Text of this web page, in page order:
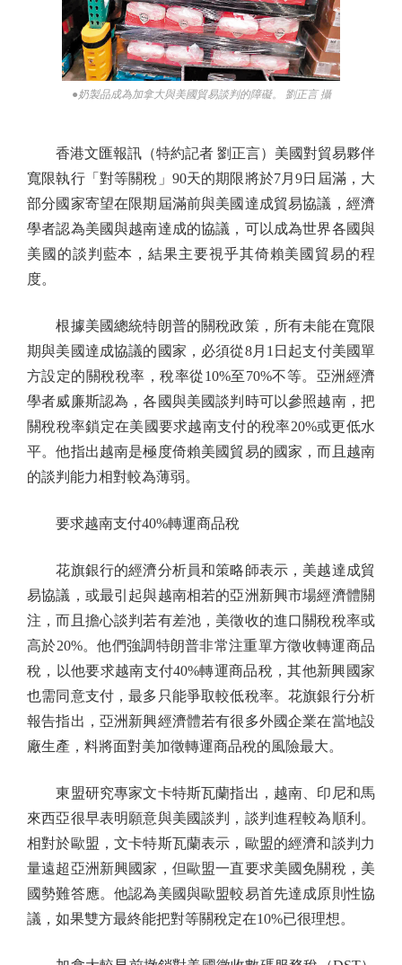
●奶製品成為加拿大與美國貿易談判的障礙。 劉正言 攝
香港文匯報訊（特約記者 劉正言）美國對貿易夥伴
寬限執行「對等關稅」90天的期限將於7月9日屆滿，大
部分國家寄望在限期屆滿前與美國達成貿易協議，經濟
學者認為美國與越南達成的協議，可以成為世界各國與
美國的談判藍本，結果主要視乎其倚賴美國貿易的程
度。
根據美國總統特朗普的關稅政策，所有未能在寬限
期與美國達成協議的國家，必須從8月1日起支付美國單
方設定的關稅稅率，稅率從10%至70%不等。亞洲經濟
學者威廉斯認為，各國與美國談判時可以參照越南，把
關稅稅率鎖定在美國要求越南支付的稅率20%或更低水
平。他指出越南是極度倚賴美國貿易的國家，而且越南
的談判能力相對較為薄弱。
要求越南支付40%轉運商品稅
花旗銀行的經濟分析員和策略師表示，美越達成貿
易協議，或最引起與越南相若的亞洲新興市場經濟體關
注，而且擔心談判若有差池，美徵收的進口關稅稅率或
高於20%。他們強調特朗普非常注重單方徵收轉運商品
稅，以他要求越南支付40%轉運商品稅，其他新興國家
也需同意支付，最多只能爭取較低稅率。花旗銀行分析
報告指出，亞洲新興經濟體若有很多外國企業在當地設
廠生產，料將面對美加徵轉運商品稅的風險最大。
東盟研究專家文卡特斯瓦蘭指出，越南、印尼和馬
來西亞很早表明願意與美國談判，談判進程較為順利。
相對於歐盟，文卡特斯瓦蘭表示，歐盟的經濟和談判力
量遠超亞洲新興國家，但歐盟一直要求美國免關稅，美
國勢難答應。他認為美國與歐盟較易首先達成原則性協
議，如果雙方最終能把對等關稅定在10%已很理想。